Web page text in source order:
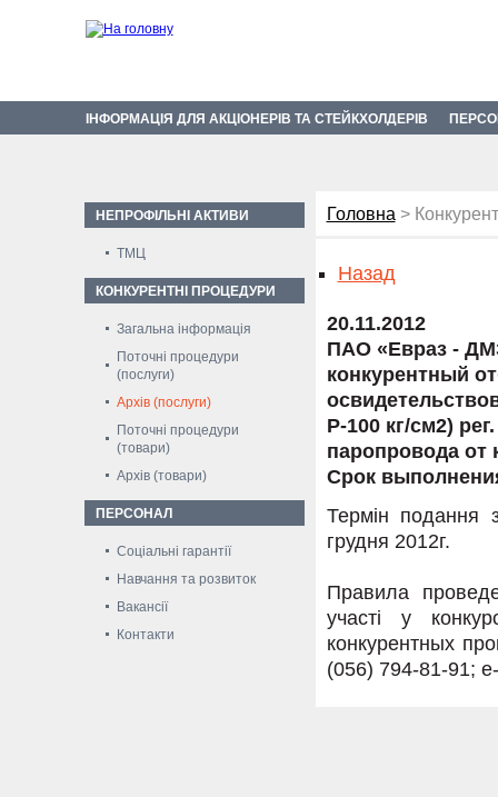
ІНФОРМАЦІЯ ДЛЯ АКЦІОНЕРІВ ТА СТЕЙКХОЛДЕРІВ
НЕПРОФІЛЬНІ АКТИВИ
ТМЦ
КОНКУРЕНТНІ ПРОЦЕДУРИ
Загальна інформація
Поточні процедури
(послуги)
Архів (послуги)
Поточні процедури
(товари)
Архів (товари)
ПЕРСОНАЛ
Соціальні гарантії
Навчання та розвиток
Вакансії
Контакти
Головна >
Назад
20.11.2012
ПАО «Евраз -
конкурентный
Р-100 кг/см2)
паропровода от
Срок
Термін подання
грудня 2012г.
Правила
участі у
конкурентных
(056) 794-81-91;